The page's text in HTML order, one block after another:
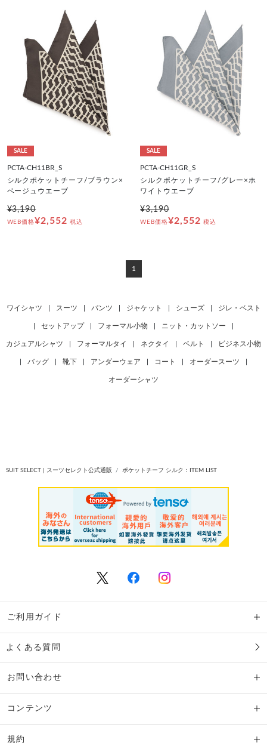
SALE
PCTA-CH11BR_S
シルクポケットチーフ/ブラウン×
ベージュウエーブ
¥3,190
WEB価格¥2,552 税込
SALE
PCTA-CH11GR_S
シルクポケットチーフ/グレー×ホ
ワイトウエーブ
¥3,190
WEB価格¥2,552 税込
1
ワイシャツ スーツ パンツ ジャケット シューズ ジレ・ベスト
セットアップ フォーマル小物 ニット・カットソー
カジュアルシャツ フォーマルタイ ネクタイ ベルト ビジネス小物
バッグ 靴下 アンダーウェア コート オーダースーツ
オーダーシャツ
SUIT SELECT | スーツセレクト公式通販 ポケットチーフ シルク：ITEM LIST
ご利用ガイド
よくある質問
お問い合わせ
コンテンツ
規約